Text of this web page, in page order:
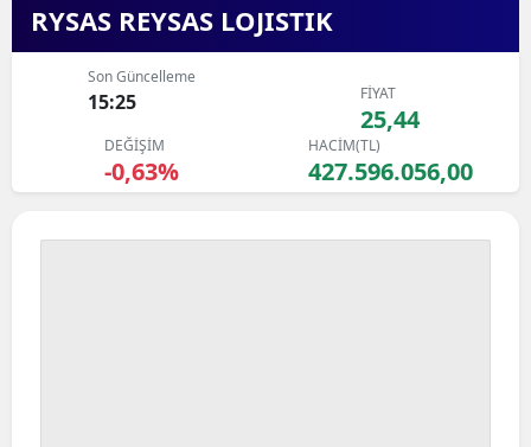
Ankara
Antalya
Artvin
Aydın
Balıkesir
RYSAS REYSAS LOJISTIK
Son Güncelleme
15:25 FİYAT
25,44
DEĞİŞİM
-0,63%
HACİM(TL)
427.596.056,00